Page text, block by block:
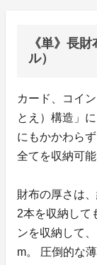
《単》長
ル）
カード、コイ
とえ）構造」
にもかかわら
全てを収納可能
財布の厚さは
2本を収納して
ンを収納して
m。 圧倒的な薄